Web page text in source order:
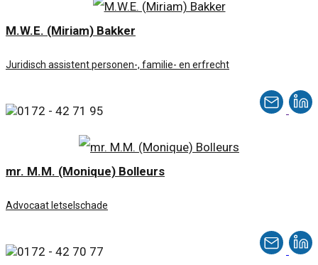
M.W.E. (Miriam) Bakker
Juridisch assistent personen-, familie- en erfrecht
0172 - 42 71 95
mr. M.M. (Monique) Bolleurs
Advocaat letselschade
0172 - 42 70 77